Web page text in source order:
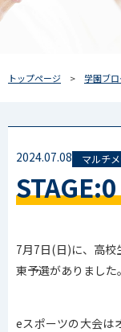
トップページ 学園ブ
2024.07.08 マルチ
7月7日(日)に、高校
東予選がありました。
eスポーツの大会は